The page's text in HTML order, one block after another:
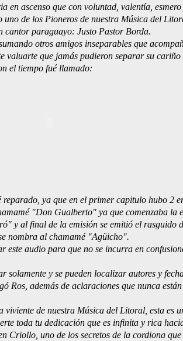
en ascenso que con voluntad, valentía, esmero
uno de los Pioneros de nuestra Música del
cantor paraguayo: Justo Pastor Borda.
otros amigos inseparables que
valuarte que jamás pudieron separar su cariño
el tiempo fué llamado:
ya que en el primer capitulo hubo 2
"Don Gualberto" ya que comenzaba la
y al final de la emisión se emitió el rasguido
nombra al chamamé "Agüicho".
este audio para que no se incurra en
solamente y se pueden localizar autores y
Ros, además de aclaraciones que nunca están
viviente de nuestra Música del Litoral, esta es
toda tu dedicación que es infinita y rica
Criollo, uno de los secretos de la cordiona que